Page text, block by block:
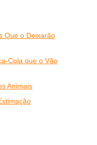
Que o Deixarão
Cola que o Vão
Animais